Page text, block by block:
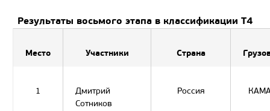
Результаты восьмого этапа в классификации Т4
Место Участники Страна
1
Дмитрий
Сотников
Россия